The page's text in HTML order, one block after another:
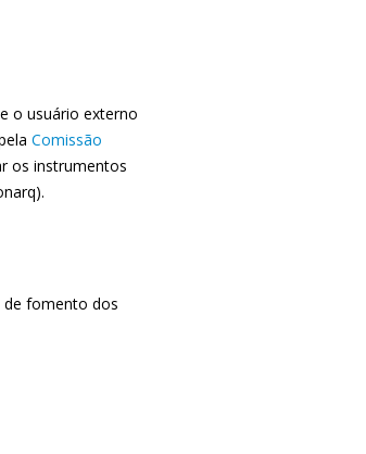
o usuário externo
Comissão
os instrumentos
de fomento dos